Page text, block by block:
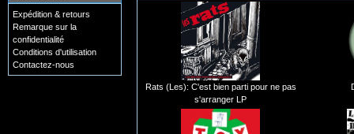
Rats (Les): C'est bien parti pour ne pas
s'arranger LP
Expédition & retours
Remarque sur la
confidentialité
Conditions d'utilisation
Contactez-nous